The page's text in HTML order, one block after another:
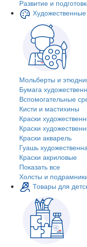
Развитие и
Мольберты и
Бумага
Вспомогательные
Кисти и мастихины
Краски
Краски
Краски акварель
Гуашь
Краски акриловые
Показать все
Холсты и
Товары для